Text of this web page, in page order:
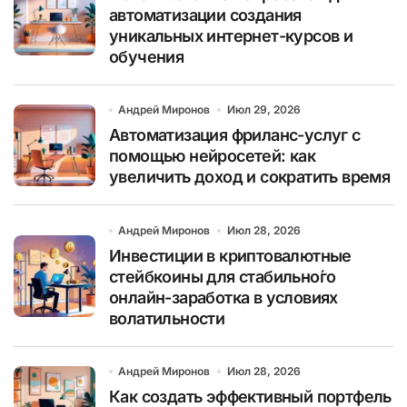
автоматизации создания
уникальных интернет-курсов и
обучения
Андрей Миронов Июл 29, 2026
Автоматизация фриланс-услуг с
помощью нейросетей: как
увеличить доход и сократить время
Андрей Миронов Июл 28, 2026
Инвестиции в криптовалютные
стейбкоины для стабильно́го
онлайн-заработка в условиях
волатильности
Андрей Миронов Июл 28, 2026
Как создать эффективный портфель